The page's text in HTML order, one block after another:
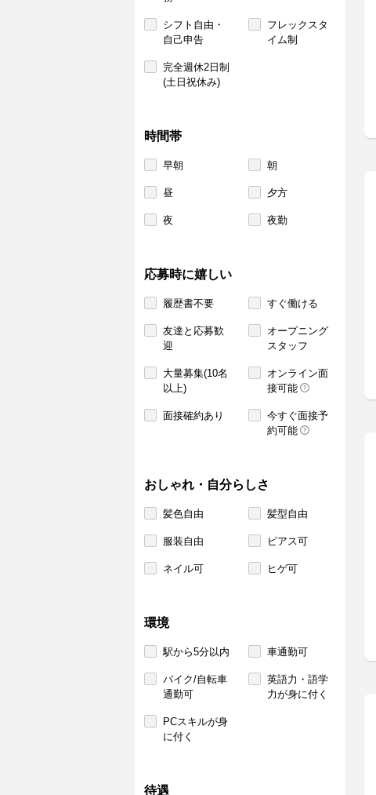
シフト自由・
自己申告
フレックスタ
イム制
完全週休2日制
(土日祝休み)
時間帯
早朝 朝
昼 夕方
夜 夜勤
応募時に嬉しい
履歴書不要 すぐ働ける
友達と応募歓
迎
オープニング
スタッフ
大量募集(10名
以上)
オンライン面
接可能
面接確約あり
今すぐ面接予
約可能
おしゃれ・自分らしさ
髪色自由 髪型自由
服装自由 ピアス可
ネイル可 ヒゲ可
環境
駅から5分以内 車通勤可
バイク/自転車
通勤可
英語力・語学
力が身に付く
PCスキルが身
に付く
待遇